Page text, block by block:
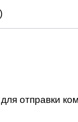
для отправки